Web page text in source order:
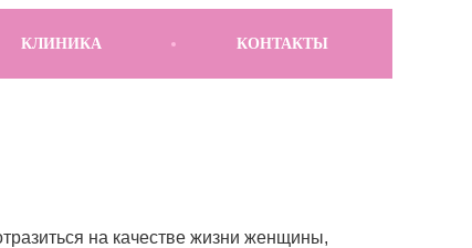
КЛИНИКА КОНТАКТЫ
на качестве жизни женщины,